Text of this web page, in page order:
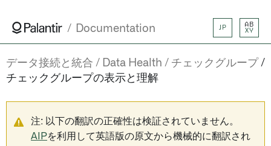
Documentation JP
AB
XY
データ接続と統合 Data Health
チェックグループ
チェックグループの表示と理解
注: 以下の翻訳の正確性は検証されていません。
AIPを利用して英語版の原文から機械的に翻訳され